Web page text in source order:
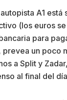
A1 está
(los euros
para
prevea un poco
a Split y
al final del